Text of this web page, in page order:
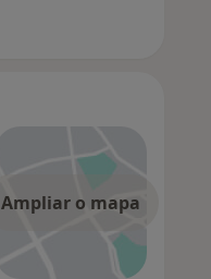
Ampliar o mapa